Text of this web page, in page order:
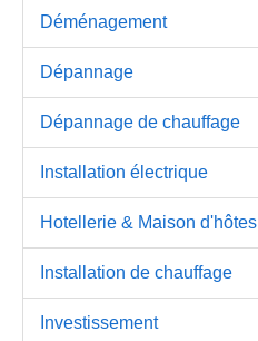
Déménagement
Dépannage
Dépannage de chauffage
Installation électrique
Hotellerie & Maison d'hôtes
Installation de chauffage
Investissement